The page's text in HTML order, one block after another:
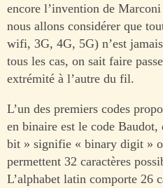
encore l’invention de
nous allons considérer que
wifi, 3G, 4G, 5G) n’est
tous les cas, on sait faire
extrémité à l’autre du fil.
L’un des premiers codes
en binaire est le code
bit » signifie « binary digit »
permettent 32 caractères
L’alphabet latin comporte 26